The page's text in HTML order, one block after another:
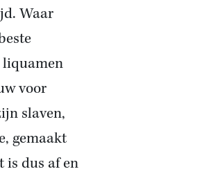
Waar
liquamen
voor
slaven,
gemaakt
is dus af en